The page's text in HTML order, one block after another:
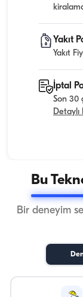
Yakıt
Yakıt
İptal
Son 30
Bu
Bir deneyim